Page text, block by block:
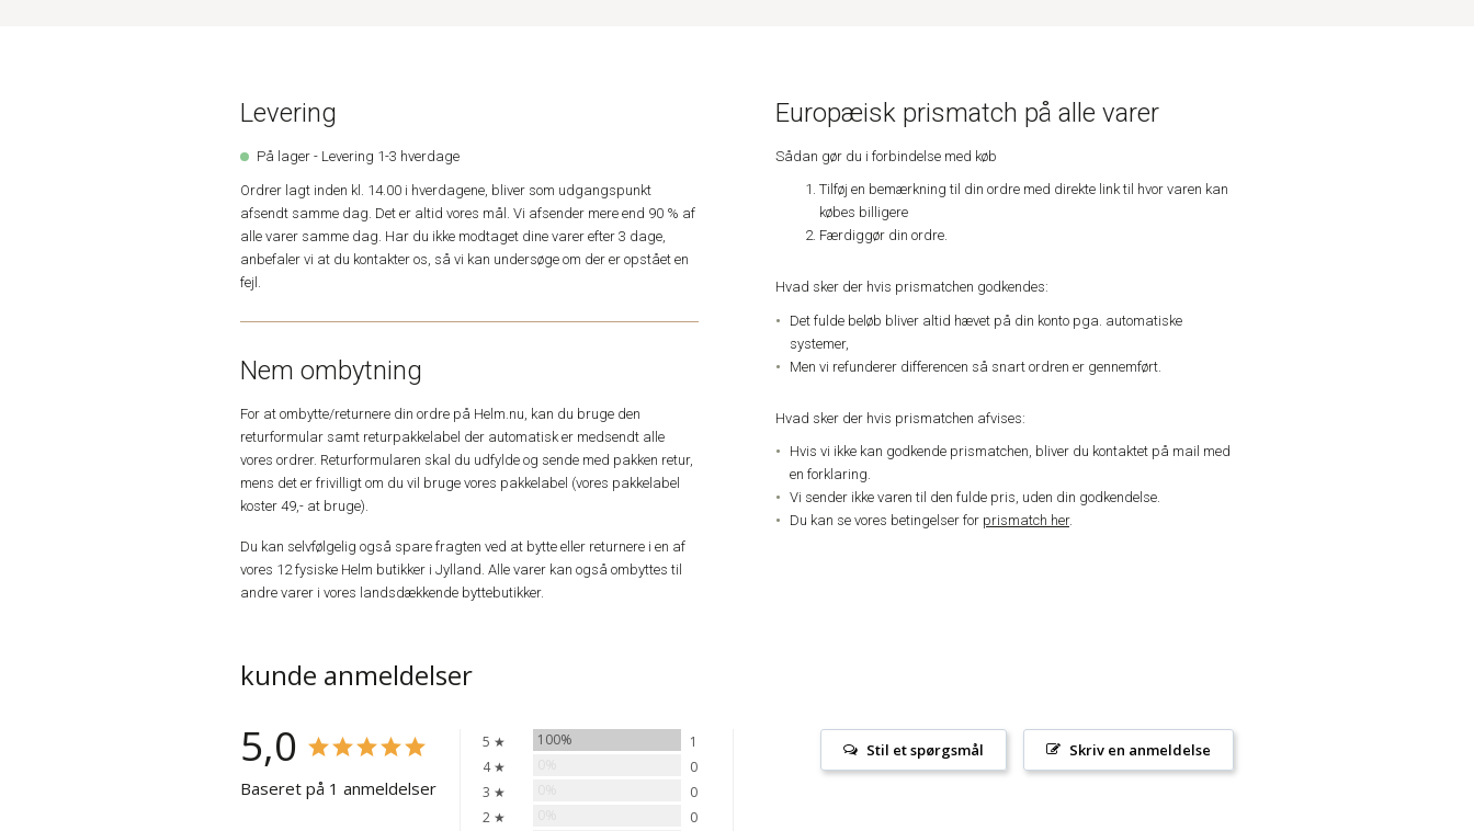
Levering
På lager - Levering 1-3 hverdage
Ordrer lagt inden kl. 14.00 i hverdagene, bliver som udgangspunkt
afsendt samme dag. Det er altid vores mål. Vi afsender mere end 90 % af
alle varer samme dag. Har du ikke modtaget dine varer efter 3 dage,
anbefaler vi at du kontakter os, så vi kan undersøge om der er opstået en
fejl.
Nem ombytning
For at ombytte/returnere din ordre på Helm.nu, kan du bruge den
returformular samt returpakkelabel der automatisk er medsendt alle
vores ordrer. Returformularen skal du udfylde og sende med pakken retur,
mens det er frivilligt om du vil bruge vores pakkelabel (vores pakkelabel
koster 49,- at bruge).
Du kan selvfølgelig også spare fragten ved at bytte eller returnere i en af
vores 12 fysiske Helm butikker i Jylland. Alle varer kan også ombyttes til
andre varer i vores landsdækkende byttebutikker.
Europæisk prismatch på alle varer
Sådan gør du i forbindelse med køb
Tilføj en bemærkning til din ordre med direkte link til hvor varen kan
købes billigere
Færdiggør din ordre.
Hvad sker der hvis prismatchen godkendes:
Det fulde beløb bliver altid hævet på din konto pga. automatiske
systemer,
Men vi refunderer differencen så snart ordren er gennemført.
Hvad sker der hvis prismatchen afvises:
Hvis vi ikke kan godkende prismatchen, bliver du kontaktet på mail med
en forklaring.
Vi sender ikke varen til den fulde pris, uden din godkendelse.
Du kan se vores betingelser for prismatch her.
kunde anmeldelser
5,0
Baseret på 1 anmeldelser
5 ★ 100%
1
4 ★
0
3 ★
0
2 ★
0
Skriv en anmeldelse
Stil et spørgsmål